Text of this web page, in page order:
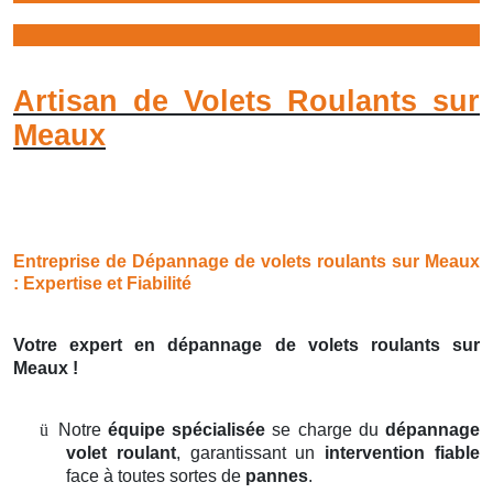
Artisan de Volets Roulants sur
Meaux
Entreprise de Dépannage de volets roulants sur Meaux
: Expertise et Fiabilité
Votre expert en dépannage de volets roulants sur
Meaux !
ü Notre équipe spécialisée se charge du dépannage
volet roulant, garantissant un intervention fiable
face à toutes sortes de pannes.